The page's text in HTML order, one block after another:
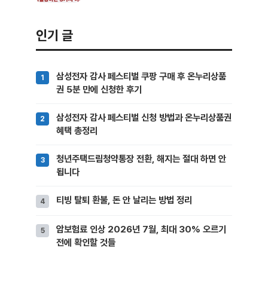
인기 글
삼성전자 감사 페스티벌 쿠팡 구매 후 온누리상품
권 5분 만에 신청한 후기
삼성전자 감사 페스티벌 신청 방법과 온누리상품권
혜택 총정리
청년주택드림청약통장 전환, 해지는 절대 하면 안
됩니다
티빙 탈퇴 환불, 돈 안 날리는 방법 정리
암보험료 인상 2026년 7월, 최대 30% 오르기
전에 확인할 것들